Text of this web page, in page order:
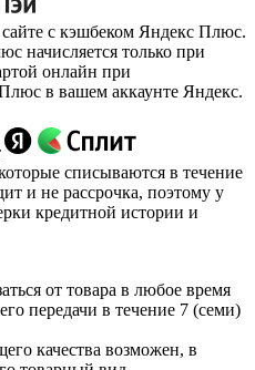
с кэшбеком Яндекс Плюс.
начисляется только при
онлайн при
в вашем аккаунте Яндекс.
списываются в течение
и не рассрочка, поэтому у
кредитной истории и
от товара в любое время
передачи в течение 7 (семи)
качества возможен, в